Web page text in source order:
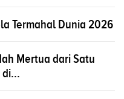
Termahal Dunia 2026
Mertua dari Satu